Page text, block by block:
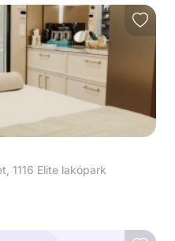
1116 Elite lakópark